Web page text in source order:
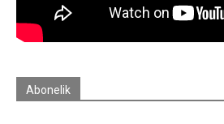
Abonelik